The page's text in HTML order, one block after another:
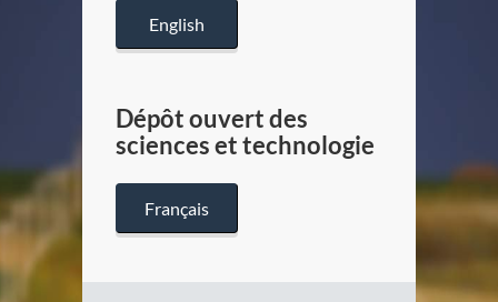
English
Dépôt ouvert des
sciences et technologie
Français